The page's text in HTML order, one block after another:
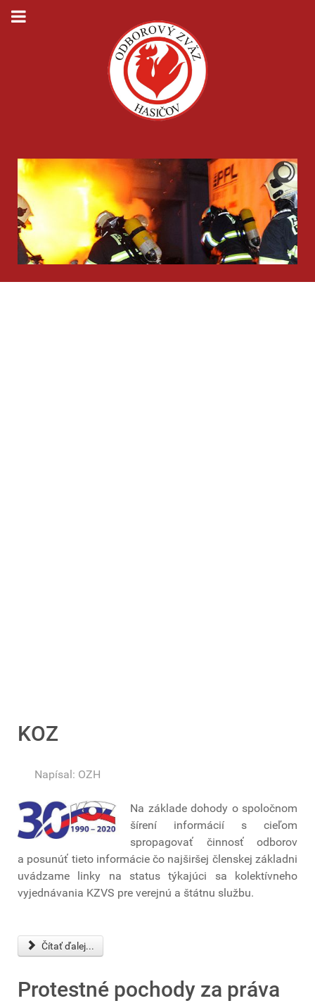
KOZ
Napísal: OZH
Na základe dohody o spoločnom
šírení informácií s cieľom
spropagovať činnosť odborov
a posunúť tieto informácie čo najširšej členskej základni
uvádzame linky na status týkajúci sa kolektívneho
vyjednávania KZVS pre verejnú a štátnu službu.
Čítať ďalej...
Protestné pochody za práva